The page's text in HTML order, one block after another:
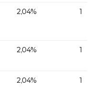
2,04% 1
2,04% 1
2,04% 1